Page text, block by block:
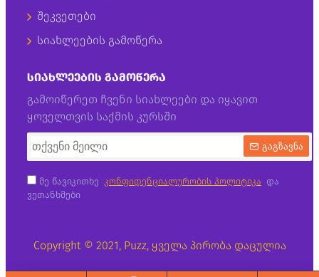
შეკვეთები
სიახლეების გამოწერა
ᲡᲘᲐᲮᲚᲔᲔᲑᲘᲡ ᲒᲐᲛᲝᲬᲔᲠᲐ
გამოიწერეთ ჩვენი სიახლეები და იყავით
ყოველთვის საქმის კურსში
გაგზავნა
მე წავიკითხე კონფიდენციალურობის პოლიტიკა და
ვეთანხმები
Copyright © 2021, Puzz, ყველა პირობა დაცულია